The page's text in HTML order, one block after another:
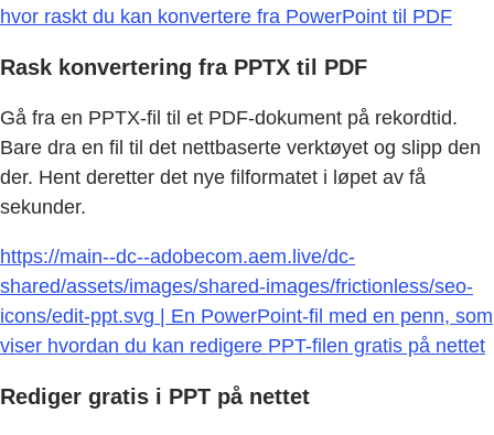
hvor raskt du kan konvertere fra PowerPoint til PDF
Rask konvertering fra PPTX til PDF
Gå fra en PPTX-fil til et PDF-dokument på rekordtid.
Bare dra en fil til det nettbaserte verktøyet og slipp den
der. Hent deretter det nye filformatet i løpet av få
sekunder.
https://main--dc--adobecom.aem.live/dc-
shared/assets/images/shared-images/frictionless/seo-
icons/edit-ppt.svg | En PowerPoint-fil med en penn, som
viser hvordan du kan redigere PPT-filen gratis på nettet
Rediger gratis i PPT på nettet